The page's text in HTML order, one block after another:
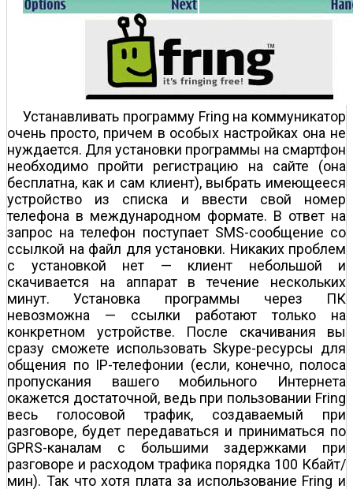
Устанавливать программу Fring на коммуникатор
очень просто, причем в особых настройках она не
нуждается. Для установки программы на смартфон
необходимо пройти регистрацию на сайте (она
бесплатна, как и сам клиент), выбрать имеющееся
устройство из списка и ввести свой номер
телефона в международном формате. В ответ на
запрос на телефон поступает SMS-сообщение со
ссылкой на файл для установки. Никаких проблем
с установкой нет — клиент небольшой и
скачивается на аппарат в течение нескольких
минут. Установка программы через ПК
невозможна — ссылки работают только на
конкретном устройстве. После скачивания вы
сразу сможете использовать Skype-ресурсы для
общения по IP-телефонии (если, конечно, полоса
пропускания вашего мобильного Интернета
окажется достаточной, ведь при пользовании Fring
весь голосовой трафик, создаваемый при
разговоре, будет передаваться и приниматься по
GPRS-каналам с большими задержками при
разговоре и расходом трафика порядка 100 Кбайт/
мин). Так что хотя плата за использование Fring и